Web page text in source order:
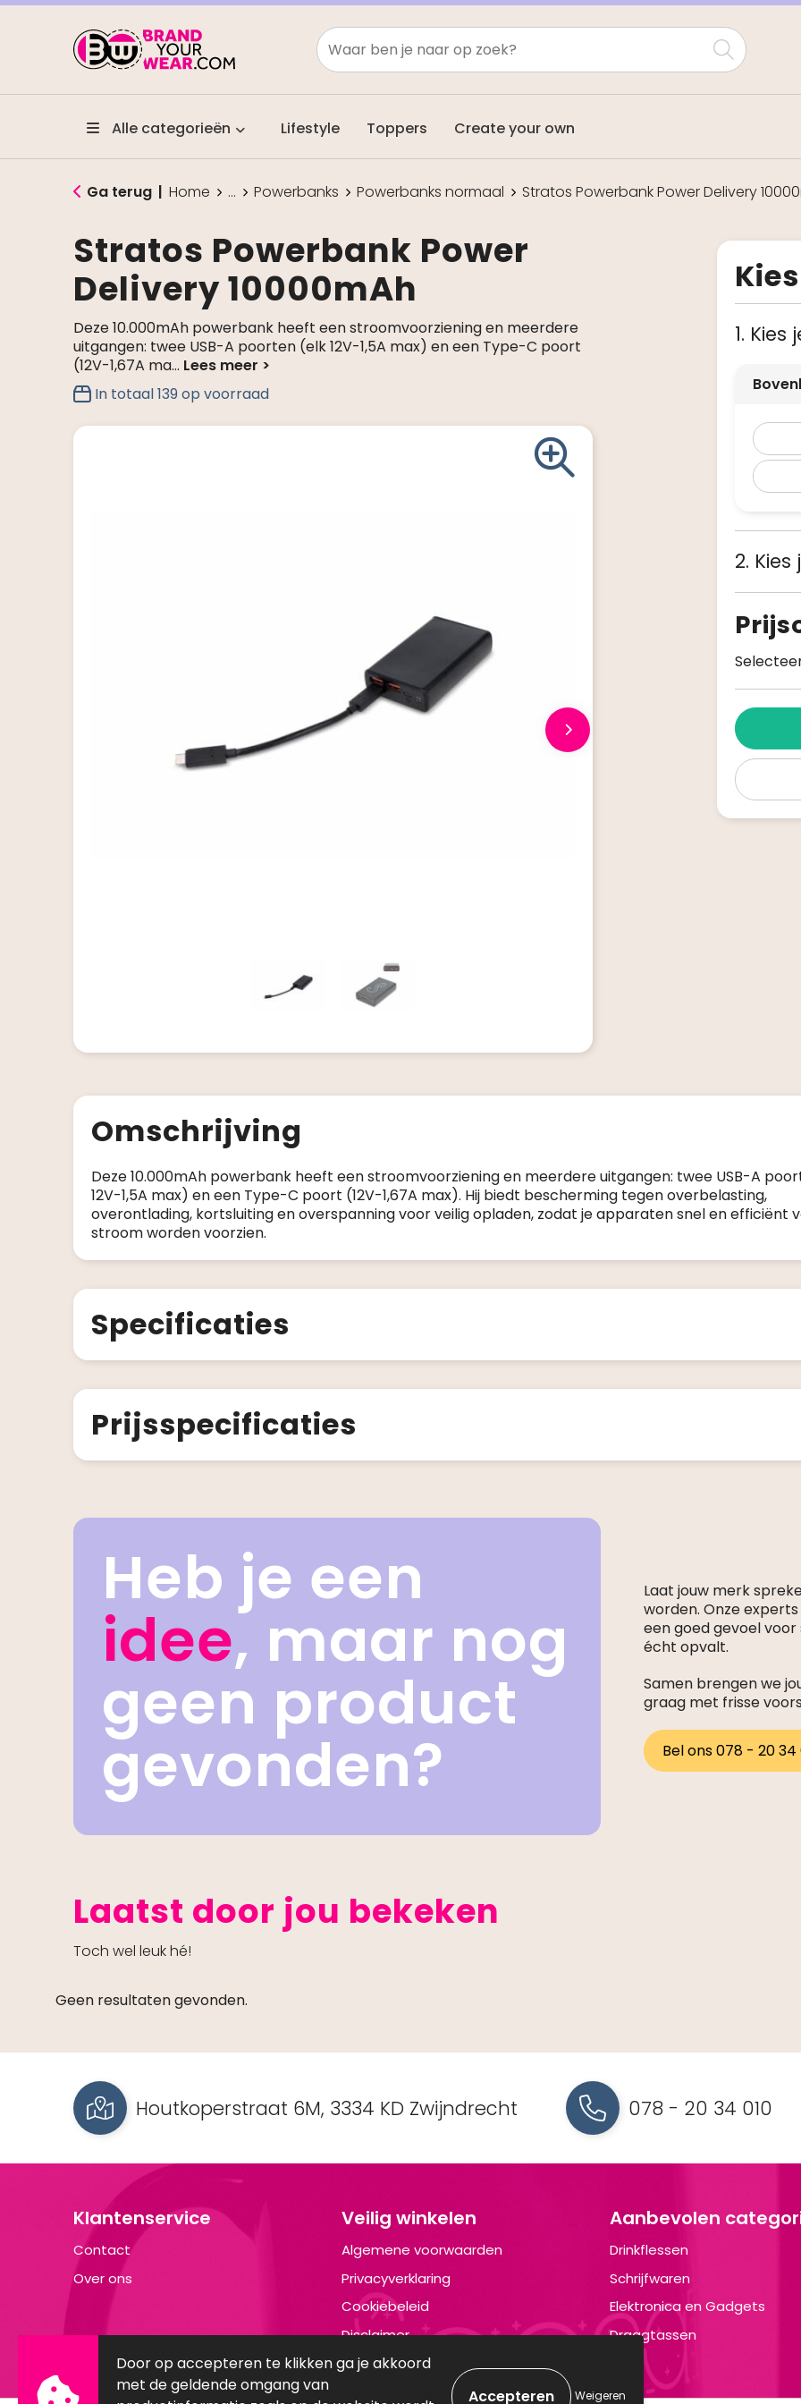
Alle categorieën Lifestyle Toppers Create your own
Ga terug | Home ... Powerbanks Powerbanks normaal Stratos Powerbank Power Delivery
Stratos Powerbank Power
Delivery 10000mAh
Deze 10.000mAh powerbank heeft een stroomvoorziening en meerdere
uitgangen: twee USB-A poorten (elk 12V-1,5A max) en een Type-C poort
(12V-1,67A ma...
In totaal139 op voorraad
1.
2.
Omschrijving
Deze 10.000mAh powerbank heeft een stroomvoorziening en meerdere uitgangen: twee USB-A
12V-1,5A max) en een Type-C poort (12V-1,67A max). Hij biedt bescherming tegen overbelasting,
overontlading, kortsluiting en overspanning voor veilig opladen, zodat je apparaten snel en efficiënt
stroom worden voorzien.
Specificaties
Prijsspecificaties
Heb je een
idee, maar nog
geen product
gevonden?
Laat jouw merk
worden. Onze
een goed gevoel
écht opvalt.
Samen brengen we
graag met frisse
Bel ons 078 - 20 34
Laatst door jou bekeken
Toch wel leuk hé!
Geen resultaten gevonden.
Houtkoperstraat 6M, 3334 KD Zwijndrecht 078 - 20 34 010
Klantenservice
Contact
Over ons
Veilig winkelen
Algemene voorwaarden
Privacyverklaring
Cookiebeleid
Disclaimer
Aanbevolen
Drinkflessen
Schrijfwaren
Elektronica en Gadgets
Draagtassen
Door op accepteren te klikken ga je akkoord
met de geldende omgang van
Weigeren